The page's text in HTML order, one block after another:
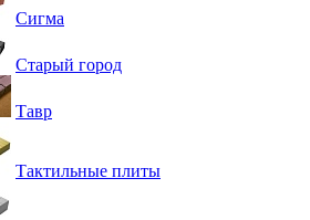
Сигма
Старый город
Тавр
Тактильные плиты